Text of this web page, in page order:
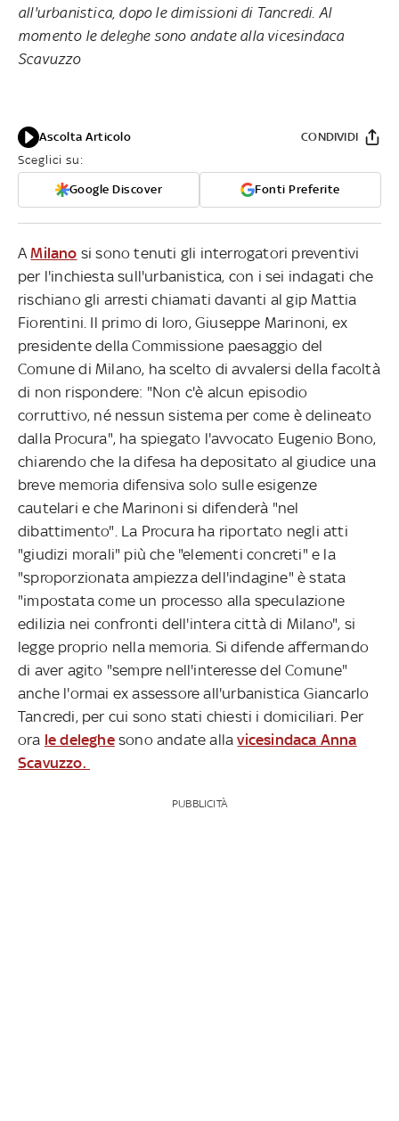
all'urbanistica, dopo le dimissioni di Tancredi. Al
momento le deleghe sono andate alla vicesindaca
Scavuzzo
Ascolta Articolo
Sceglici su:
Google Discover Fonti Preferite
CONDIVIDI
AMilano si sono tenuti gli interrogatori preventivi
per l'inchiesta sull'urbanistica, con i sei indagati che
rischiano gli arresti chiamati davanti al gip Mattia
Fiorentini. Il primo di loro, Giuseppe Marinoni, ex
presidente della Commissione paesaggio del
Comune di Milano, ha scelto di avvalersi della facoltà
di non rispondere: "Non c'è alcun episodio
corruttivo, né nessun sistema per come è delineato
dalla Procura", ha spiegato l'avvocato Eugenio Bono,
chiarendo che la difesa ha depositato al giudice una
breve memoria difensiva solo sulle esigenze
cautelari e che Marinoni si difenderà "nel
dibattimento". La Procura ha riportato negli atti
"giudizi morali" più che "elementi concreti" e la
"sproporzionata ampiezza dell'indagine" è stata
"impostata come un processo alla speculazione
edilizia nei confronti dell'intera città di Milano", si
legge proprio nella memoria. Si difende affermando
di aver agito "sempre nell'interesse del Comune"
anche l'ormai ex assessore all'urbanistica Giancarlo
Tancredi, per cui sono stati chiesti i domiciliari. Per
ora le deleghesono andate allavicesindaca Anna
Scavuzzo.
PUBBLICITÀ